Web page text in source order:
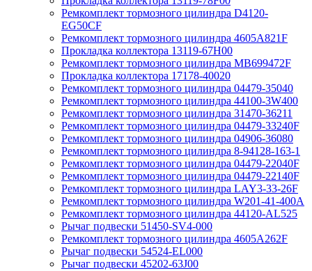
Ремкомплект тормозного цилиндра D4120-
EG50CF
Ремкомплект тормозного цилиндра 4605A821F
Прокладка коллектора 13119-67H00
Ремкомплект тормозного цилиндра MB699472F
Прокладка коллектора 17178-40020
Ремкомплект тормозного цилиндра 04479-35040
Ремкомплект тормозного цилиндра 44100-3W400
Ремкомплект тормозного цилиндра 31470-36211
Ремкомплект тормозного цилиндра 04479-33240F
Ремкомплект тормозного цилиндра 04906-36080
Ремкомплект тормозного цилиндра 8-94128-163-1
Ремкомплект тормозного цилиндра 04479-22040F
Ремкомплект тормозного цилиндра 04479-22140F
Ремкомплект тормозного цилиндра LAY3-33-26F
Ремкомплект тормозного цилиндра W201-41-400A
Ремкомплект тормозного цилиндра 44120-AL525
Рычаг подвески 51450-SV4-000
Ремкомплект тормозного цилиндра 4605A262F
Рычаг подвески 54524-EL000
Рычаг подвески 45202-63J00